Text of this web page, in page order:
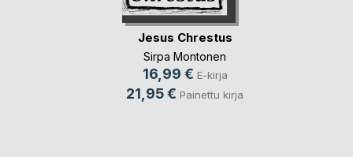
Jesus Chrestus
Sirpa Montonen
16,99 € E-kirja
21,95 € Painettu kirja